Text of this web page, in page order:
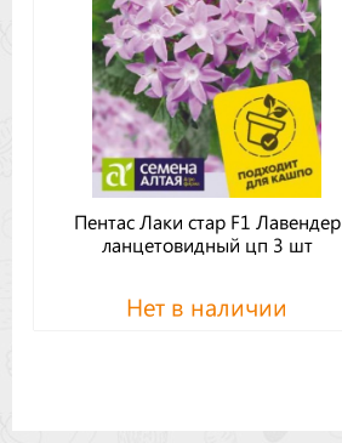
Пентас Лаки стар F1 Лавендер
ланцетовидный цп 3 шт
Нет в наличии